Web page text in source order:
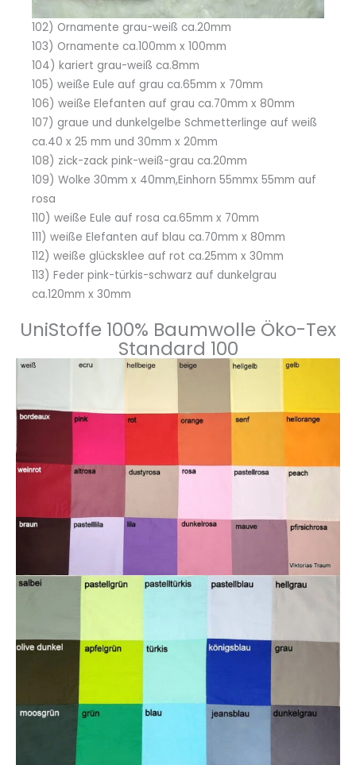
102) Ornamente grau-weiß ca.20mm
103) Ornamente ca.100mm x 100mm
104) kariert grau-weiß ca.8mm
105) weiße Eule auf grau ca.65mm x 70mm
106) weiße Elefanten auf grau ca.70mm x 80mm
107) graue und dunkelgelbe Schmetterlinge auf weiß
ca.40 x 25 mm und 30mm x 20mm
108) zick-zack pink-weiß-grau ca.20mm
109) Wolke 30mm x 40mm,Einhorn 55mmx 55mm auf
rosa
110) weiße Eule auf rosa ca.65mm x 70mm
111) weiße Elefanten auf blau ca.70mm x 80mm
112) weiße glücksklee auf rot ca.25mm x 30mm
113) Feder pink-türkis-schwarz auf dunkelgrau
ca.120mm x 30mm
UniStoffe 100% Baumwolle Öko-Tex
Standard 100